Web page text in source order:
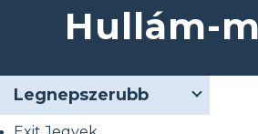
Hullám-
Legnepszerubb